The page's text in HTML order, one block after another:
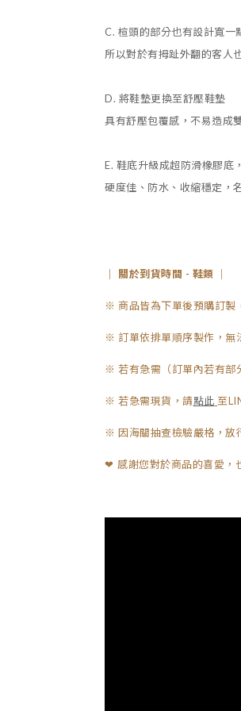
C. 楦頭的部分也有設計寬一
所以對於有拇趾外翻的客人
D. 將鞋墊更換至舒壓鞋墊
具有舒壓包覆感，不易造成
E. 鞋底升級成超防滑橡膠底
硬度佳、防水、收縮穩定，
｜ 關於到貨時間 - 鞋類 ｜
※ 商品皆為下單後預購訂製
※ 訂單依排單順序製作，無
※ 若有急需（訂單內若有部
※ 若急需現貨，請點此 至
※ 因海關抽查檢驗嚴格，放
❤︎ 感謝您對於商品的喜愛，